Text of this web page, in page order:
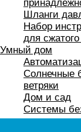
Шланги
Набор
для
Умный дом
Солнечные
ветряки
Дом и сад
Системы